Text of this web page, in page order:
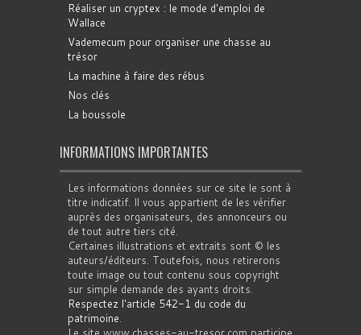
Réaliser un cryptex : le mode d'emploi de
Wallace
Vademecum pour organiser une chasse au
trésor
La machine à faire des rébus
Nos clés
La boussole
INFORMATIONS IMPORTANTES
Les informations données sur ce site le sont à
titre indicatif. Il vous appartient de les vérifier
auprès des organisateurs, des annonceurs ou
de tout autre tiers cité.
Certaines illustrations et extraits sont © les
auteurs/éditeurs. Toutefois, nous retirerons
toute image ou tout contenu sous copyright
sur simple demande des ayants droits.
Respectez l'article 542-1 du code du
patrimoine.